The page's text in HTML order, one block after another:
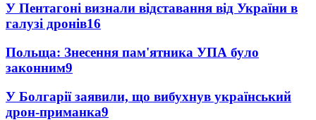
У Пентагоні визнали відставання від України в
галузі дронів16
Польща: Знесення пам'ятника УПА було
законним9
У Болгарії заявили, що вибухнув український
дрон-приманка9